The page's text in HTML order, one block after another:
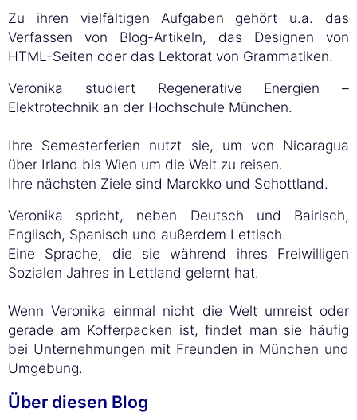
Zu ihren vielfältigen Aufgaben gehört u.a. das
Verfassen von Blog-Artikeln, das Designen von
HTML-Seiten oder das Lektorat von Grammatiken.
Veronika studiert Regenerative Energien –
Elektrotechnik an der Hochschule München.
Ihre Semesterferien nutzt sie, um von Nicaragua
über Irland bis Wien um die Welt zu reisen.
Ihre nächsten Ziele sind Marokko und Schottland.
Veronika spricht, neben Deutsch und Bairisch,
Englisch, Spanisch und außerdem Lettisch.
Eine Sprache, die sie während ihres Freiwilligen
Sozialen Jahres in Lettland gelernt hat.
Wenn Veronika einmal nicht die Welt umreist oder
gerade am Kofferpacken ist, findet man sie häufig
bei Unternehmungen mit Freunden in München und
Umgebung.
Über diesen Blog